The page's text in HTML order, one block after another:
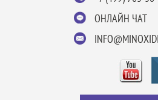
ОНЛАЙН ЧАТ